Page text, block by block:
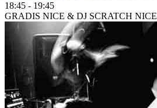
18:45 - 19:45
GRADIS NICE & DJ SCRATCH NICE